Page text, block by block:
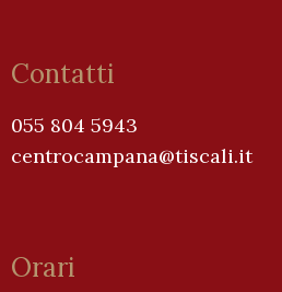
Contatti
055 804 5943
centrocampana@tiscali.it
Orari